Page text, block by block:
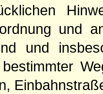
und
und